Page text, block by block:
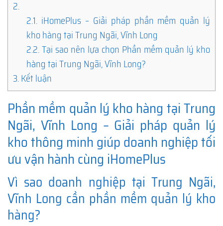
2.
2.1. iHomePlus – Giải pháp phần mềm quản lý
kho hàng tại Trung Ngãi, Vĩnh Long
2.2.Tại sao nên lựa chọn Phần mềm quản lý kho
hàng tại Trung Ngãi, Vĩnh Long?
3.Kết luận
Phần mềm quản lý kho hàng tại Trung
Ngãi, Vĩnh Long – Giải pháp quản lý
kho thông minh giúp doanh nghiệp tối
ưu vận hành cùng iHomePlus
Vì sao doanh nghiệp tại Trung Ngãi,
Vĩnh Long cần phần mềm quản lý kho
hàng?